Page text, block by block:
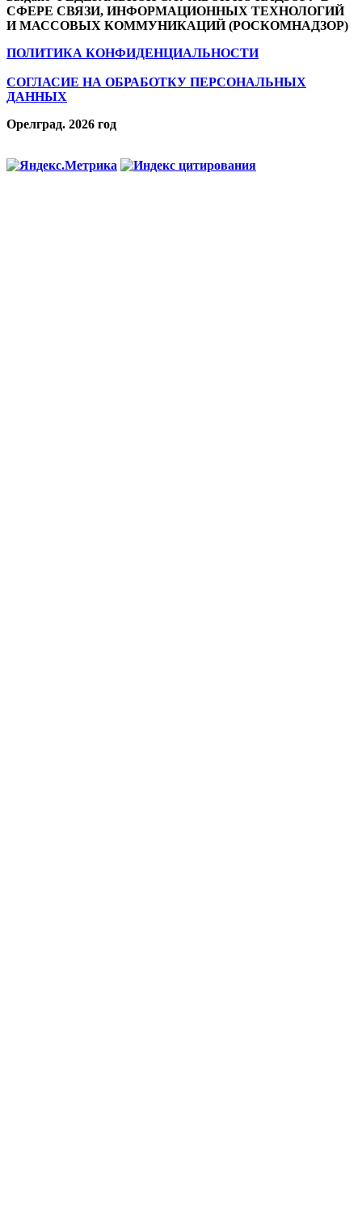
СФЕРЕ СВЯЗИ, ИНФОРМАЦИОННЫХ ТЕХНОЛОГИЙ
И МАССОВЫХ КОММУНИКАЦИЙ (РОСКОМНАДЗОР)
ПОЛИТИКА КОНФИДЕНЦИАЛЬНОСТИ
СОГЛАСИЕ НА ОБРАБОТКУ ПЕРСОНАЛЬНЫХ
ДАННЫХ
Орелград. 2026 год